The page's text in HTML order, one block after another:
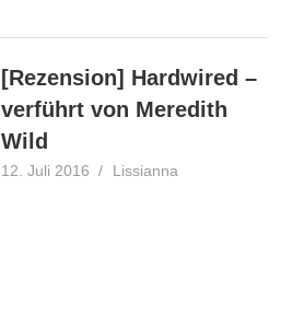
[Rezension] Hardwired –
verführt von Meredith
Wild
12. Juli 2016 LissiannaRezension